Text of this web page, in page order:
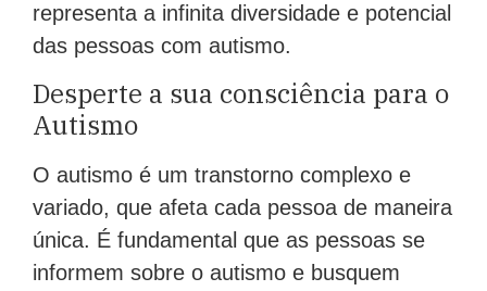
representa a infinita diversidade e potencial
das pessoas com autismo.
Desperte a sua consciência para o
Autismo
O autismo é um transtorno complexo e
variado, que afeta cada pessoa de maneira
única. É fundamental que as pessoas se
informem sobre o autismo e busquem